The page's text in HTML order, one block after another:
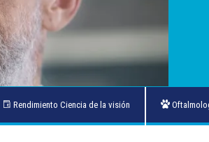
Rendimiento Ciencia de la visión